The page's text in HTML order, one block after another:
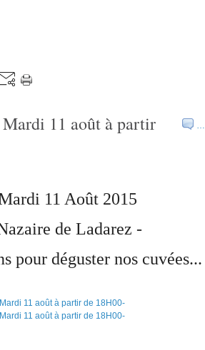
…
Mardi 11 août à partir
11 Août 2015
de Ladarez -
pour déguster nos cuvées...